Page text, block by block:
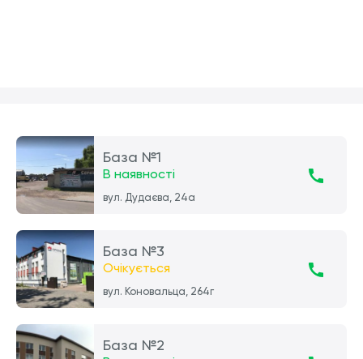
База №1
В наявності
вул. Дудаєва, 24а
База №3
Очікується
вул. Коновальца, 264г
База №2